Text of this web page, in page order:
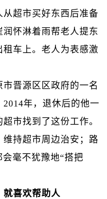
从超市买好东西后准备
怀淋着雨帮老人提东
车上。老人为表感激
晋源区区政府的一名
年，退休后的他一
市找到了这份工作。
持超市周边治安；路
会毫不犹豫地“搭把
喜欢帮助人